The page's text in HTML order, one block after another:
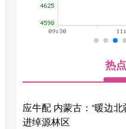
热
应牛配 内蒙古：“暖边
进绰源林区